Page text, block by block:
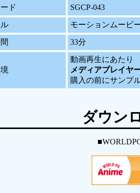
ド SGCP-043
モーションムービ
33分
動画再生にあたり
メディアプレイヤ
購入の前にサンプ
ダウン